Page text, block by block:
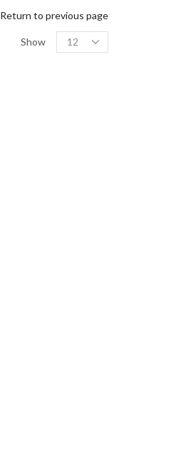
Return to previous page
Show